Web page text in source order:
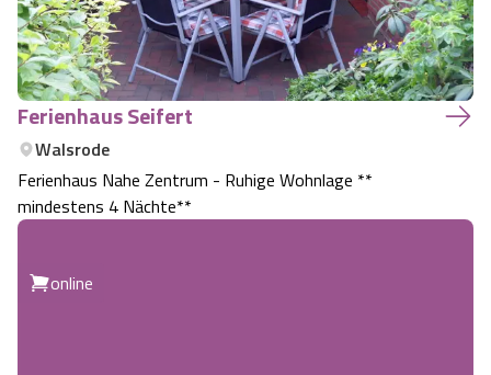
Ferienhaus Seifert
Walsrode
Ferienhaus Nahe Zentrum - Ruhige Wohnlage **
mindestens 4 Nächte**
online